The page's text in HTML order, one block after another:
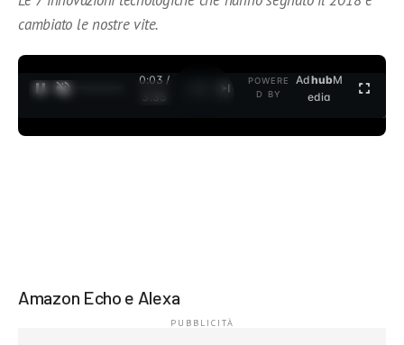
cambiato le nostre vite.
0:04 /
3:35
POWERE
D BY
AdhubM
edia
Amazon Echo e Alexa